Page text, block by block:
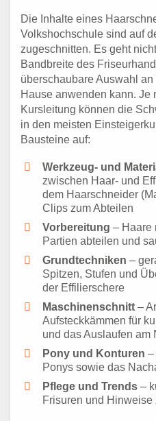
Die Inhalte eines
Volkshochschule sind auf
zugeschnitten. Es geht
Bandbreite des
überschaubare Auswahl
Hause anwenden kann. Je
Kursleitung können die
in den meisten
Bausteine auf:
Werkzeug- und
zwischen Haar- und
dem Haarschneider
Clips zum Abteilen
Vorbereitung – Haare
Partien abteilen und
Grundtechniken –
Spitzen, Stufen und
der Effilierschere
Maschinenschnitt –
Aufsteckkämmen für
und das Auslaufen am
Pony und Konturen –
Ponys sowie das
Pflege und Trends –
Frisuren und Hinweise